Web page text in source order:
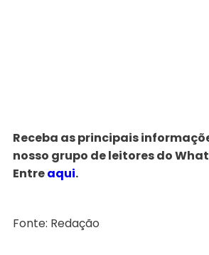
Receba as principais
nosso grupo de leitores do
Entreaqui.
Fonte: Redação